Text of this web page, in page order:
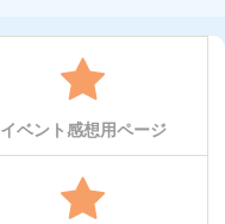
イベント感想用ページ